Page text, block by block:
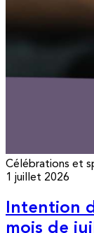
Célébrations et
1 juillet 2026
Intention
mois de